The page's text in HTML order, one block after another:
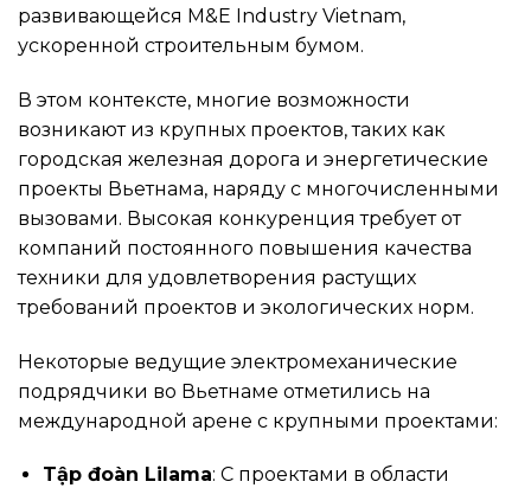
развивающейся M&E Industry Vietnam,
ускоренной строительным бумом.
В этом контексте, многие возможности
возникают из крупных проектов, таких как
городская железная дорога и энергетические
проекты Вьетнама, наряду с многочисленными
вызовами. Высокая конкуренция требует от
компаний постоянного повышения качества
техники для удовлетворения растущих
требований проектов и экологических норм.
Некоторые ведущие электромеханические
подрядчики во Вьетнаме отметились на
международной арене с крупными проектами:
Tập đoàn Lilama: С проектами в области